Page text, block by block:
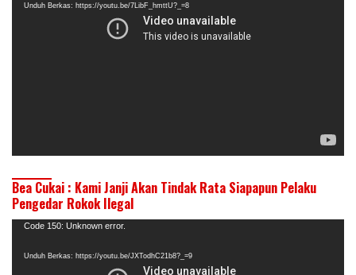
Unduh Berkas: https://youtu.be/7LibF_hmttU?_=8
Bea Cukai : Kami Janji Akan Tindak Rata Siapapun Pelaku
Pengedar Rokok Ilegal
Pemutar
Code 150: Unknown error.
Unduh Berkas: https://youtu.be/JXTodhC21b8?_=9